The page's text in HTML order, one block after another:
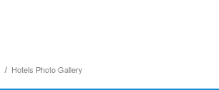
Hotels Photo Gallery